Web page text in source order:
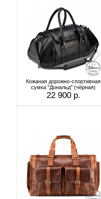
Кожаная дорожно-спортивная
сумка "Дональд" (чёрная)
22 900 р.